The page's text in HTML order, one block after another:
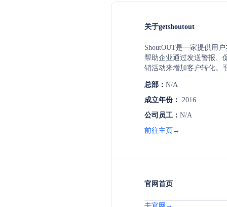
关于getshoutout
ShoutOUT是一家提供用
帮助企业通过发送警报、
销活动来增加客户转化。
平台，以促进业务增长。
总部： N/A
成立年份： 2016
公司员工： N/A
前往主页→
官网首页